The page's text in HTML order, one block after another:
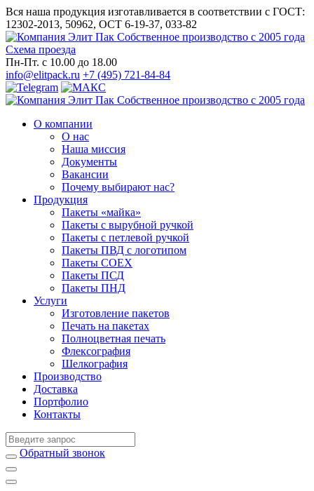
Вся наша продукция изготавливается в соответствии с ГОСТ:
12302-2013, 50962, ОСТ 6-19-37, 033-82
Собственное производство с 2005 года
Схема проезда
Пн-Пт. с 10.00 до 18.00
info@elitpack.ru +7 (495) 721-84-84
Собственное производство с 2005 года
О компании
О нас
Наша миссия
Документы
Вакансии
Почему выбирают нас?
Продукция
Пакеты «майка»
Пакеты с вырубной ручкой
Пакеты с петлевой ручкой
Пакеты ПВД с логотипом
Пакеты СОЕХ
Пакеты ПСД
Пакеты ПНД
Услуги
Изготовление пакетов
Печать на пакетах
Полноцветная печать
Флексография
Шелкография
Производство
Доставка
Портфолио
Контакты
Обратный звонок